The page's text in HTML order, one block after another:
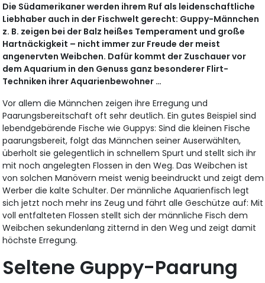
Die Südamerikaner werden ihrem Ruf als leidenschaftliche
Liebhaber auch in der Fischwelt gerecht: Guppy-Männchen
z. B. zeigen bei der Balz heißes Temperament und große
Hartnäckigkeit – nicht immer zur Freude der meist
angenervten Weibchen. Dafür kommt der Zuschauer vor
dem Aquarium in den Genuss ganz besonderer Flirt-
Techniken ihrer Aquarienbewohner …
Vor allem die Männchen zeigen ihre Erregung und
Paarungsbereitschaft oft sehr deutlich. Ein gutes Beispiel sind
lebendgebärende Fische wie Guppys: Sind die kleinen Fische
paarungsbereit, folgt das Männchen seiner Auserwählten,
überholt sie gelegentlich in schnellem Spurt und stellt sich ihr
mit noch angelegten Flossen in den Weg. Das Weibchen ist
von solchen Manövern meist wenig beeindruckt und zeigt dem
Werber die kalte Schulter. Der männliche Aquarienfisch legt
sich jetzt noch mehr ins Zeug und fährt alle Geschütze auf: Mit
voll entfalteten Flossen stellt sich der männliche Fisch dem
Weibchen sekundenlang zitternd in den Weg und zeigt damit
höchste Erregung.
Seltene Guppy-Paarung